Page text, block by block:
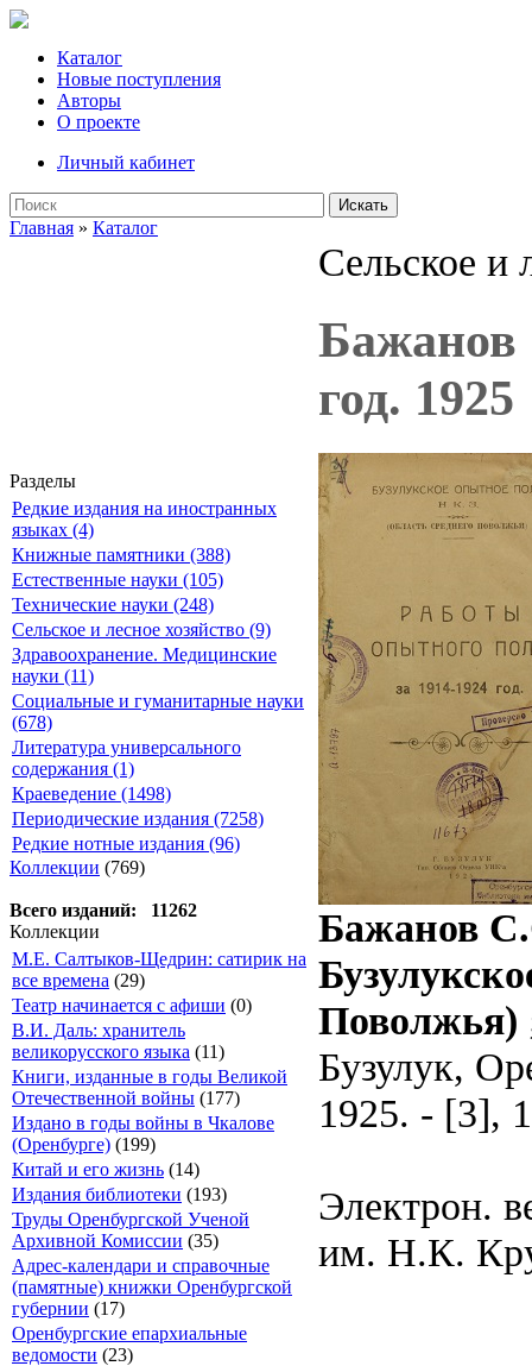
Каталог
Новые поступления
Авторы
О проекте
Личный кабинет
Искать
Главная » Каталог
Разделы
Редкие издания на иностранных
языках (4)
Книжные памятники (388)
Естественные науки (105)
Технические науки (248)
Сельское и лесное хозяйство (9)
Здравоохранение. Медицинские
науки (11)
Социальные и гуманитарные науки
(678)
Литература универсального
содержания (1)
Краеведение (1498)
Периодические издания (7258)
Редкие нотные издания (96)
Коллекции (769)
Всего изданий: 11262
Коллекции
М.Е. Салтыков-Щедрин: сатирик на
все времена (29)
Театр начинается с афиши (0)
В.И. Даль: хранитель
великорусского языка (11)
Книги, изданные в годы Великой
Отечественной войны (177)
Издано в годы войны в Чкалове
(Оренбурге) (199)
Китай и его жизнь (14)
Издания библиотеки (193)
Труды Оренбургской Ученой
Архивной Комиссии (35)
Адрес-календари и справочные
(памятные) книжки Оренбургской
губернии (17)
Оренбургские епархиальные
ведомости (23)
Сельское и
Бажанов
год. 1925
Бажанов
Поволжья)
Бузулук,
1925. - [3],
Электрон.
им. Н.К.